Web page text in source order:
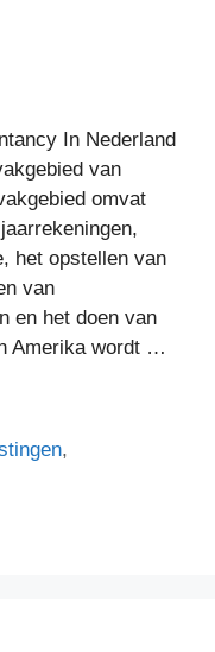
In Nederland
van
omvat
het opstellen van
van
en het doen van
Amerika wordt …
,